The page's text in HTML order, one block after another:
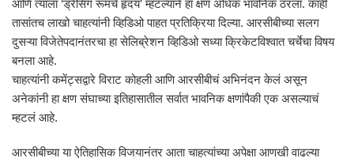
आणि त्याला ‘ड्रेसिंग रूमचे हृदय’ म्हटल्याने हा क्षण अधिक भावनिक ठरला. काही
तासांतच लाखो चाहत्यांनी व्हिडिओ पाहत प्रतिक्रिया दिल्या. आरसीबीच्या सलग
दुसऱ्या विजेतेपदानंतरचा हा सेलिब्रेशन व्हिडिओ सध्या क्रिकेटविश्वात चर्चेचा विषय
बनला आहे.
चाहत्यांनी कमेंट्सद्वारे विराट कोहली आणि आरसीबीचं अभिनंदन केलं असून
अनेकांनी हा क्षण संघाच्या इतिहासातील सर्वात भावनिक क्षणांपैकी एक असल्याचं
म्हटलं आहे.
आरसीबीच्या या ऐतिहासिक विजयानंतर आता चाहत्यांच्या अपेक्षा आणखी वाढल्या